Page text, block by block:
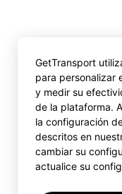
GetTransport
para personalizar
y medir su
de la plataforma.
la configuración
descritos en
cambiar su
actualice su